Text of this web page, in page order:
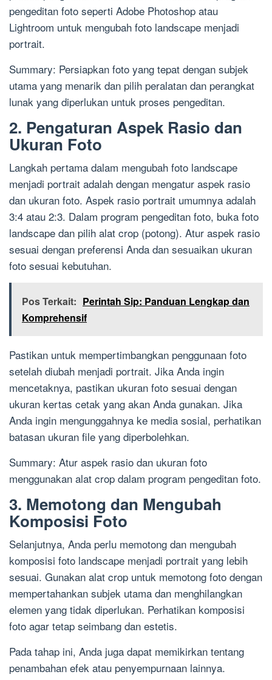
pengeditan foto seperti Adobe Photoshop atau
Lightroom untuk mengubah foto landscape menjadi
portrait.
Summary: Persiapkan foto yang tepat dengan subjek
utama yang menarik dan pilih peralatan dan perangkat
lunak yang diperlukan untuk proses pengeditan.
2. Pengaturan Aspek Rasio dan
Ukuran Foto
Langkah pertama dalam mengubah foto landscape
menjadi portrait adalah dengan mengatur aspek rasio
dan ukuran foto. Aspek rasio portrait umumnya adalah
3:4 atau 2:3. Dalam program pengeditan foto, buka foto
landscape dan pilih alat crop (potong). Atur aspek rasio
sesuai dengan preferensi Anda dan sesuaikan ukuran
foto sesuai kebutuhan.
Pos Terkait: Perintah Sip: Panduan Lengkap dan
Komprehensif
Pastikan untuk mempertimbangkan penggunaan foto
setelah diubah menjadi portrait. Jika Anda ingin
mencetaknya, pastikan ukuran foto sesuai dengan
ukuran kertas cetak yang akan Anda gunakan. Jika
Anda ingin mengunggahnya ke media sosial, perhatikan
batasan ukuran file yang diperbolehkan.
Summary: Atur aspek rasio dan ukuran foto
menggunakan alat crop dalam program pengeditan foto.
3. Memotong dan Mengubah
Komposisi Foto
Selanjutnya, Anda perlu memotong dan mengubah
komposisi foto landscape menjadi portrait yang lebih
sesuai. Gunakan alat crop untuk memotong foto dengan
mempertahankan subjek utama dan menghilangkan
elemen yang tidak diperlukan. Perhatikan komposisi
foto agar tetap seimbang dan estetis.
Pada tahap ini, Anda juga dapat memikirkan tentang
penambahan efek atau penyempurnaan lainnya.